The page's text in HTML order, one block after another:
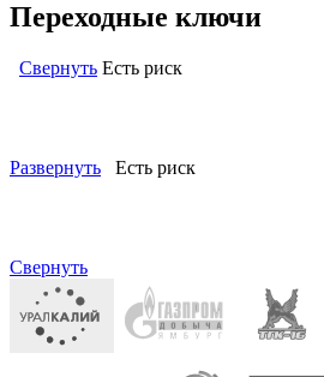
Переходные ключи
Свернуть Есть риск
Развернуть Есть риск
Свернуть